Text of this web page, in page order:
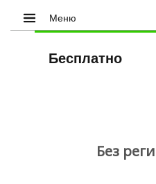
Меню
Бесплатно
Без